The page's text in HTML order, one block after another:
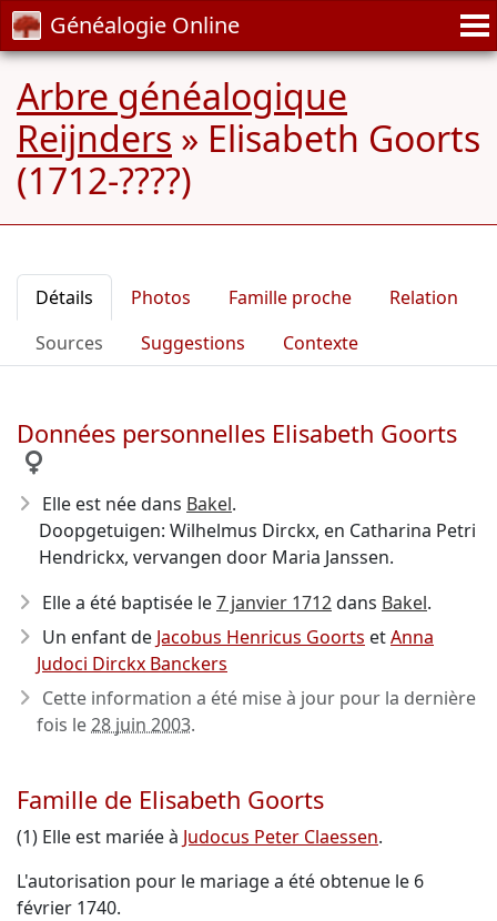
Généalogie Online
Arbre généalogique
Reijnders » Elisabeth Goorts
(1712-????)
Détails Photos Famille proche
Relation
Sources
Suggestions Contexte
Données personnelles Elisabeth Goorts
Elle est née dans Bakel.
Doopgetuigen: Wilhelmus Dirckx, en Catharina Petri
Hendrickx, vervangen door Maria Janssen.
Elle a été baptisée le7 janvier 1712dans Bakel.
Un enfant de Jacobus Henricus Goorts etAnna
Judoci Dirckx Banckers
Cette information a été mise à jour pour la dernière
fois le28 juin 2003.
Famille de Elisabeth Goorts
(1) Elle est mariée à Judocus Peter Claessen.
L'autorisation pour le mariage a été obtenue le 6
février 1740.